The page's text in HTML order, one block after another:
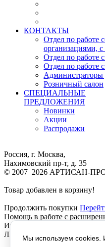
КОНТАКТЫ
Отдел по работе
организациями,
Отдел по работе
Отдел по работе
Администраторы
Розничный салон
СПЕЦИАЛЬНЫЕ
ПРЕДЛОЖЕНИЯ
Новинки
Акции
Распродажи
Россия, г. Москва,
Нахимовский пр-т, д. 35
© 2007–2026 АРТИСАН-
Товар добавлен в корзину!
Продолжить покупки
Помощь в работе с
Инструкция расширенный
ЛИЧНОГО КАБИНЕТА, там не
Мы используем cookies.